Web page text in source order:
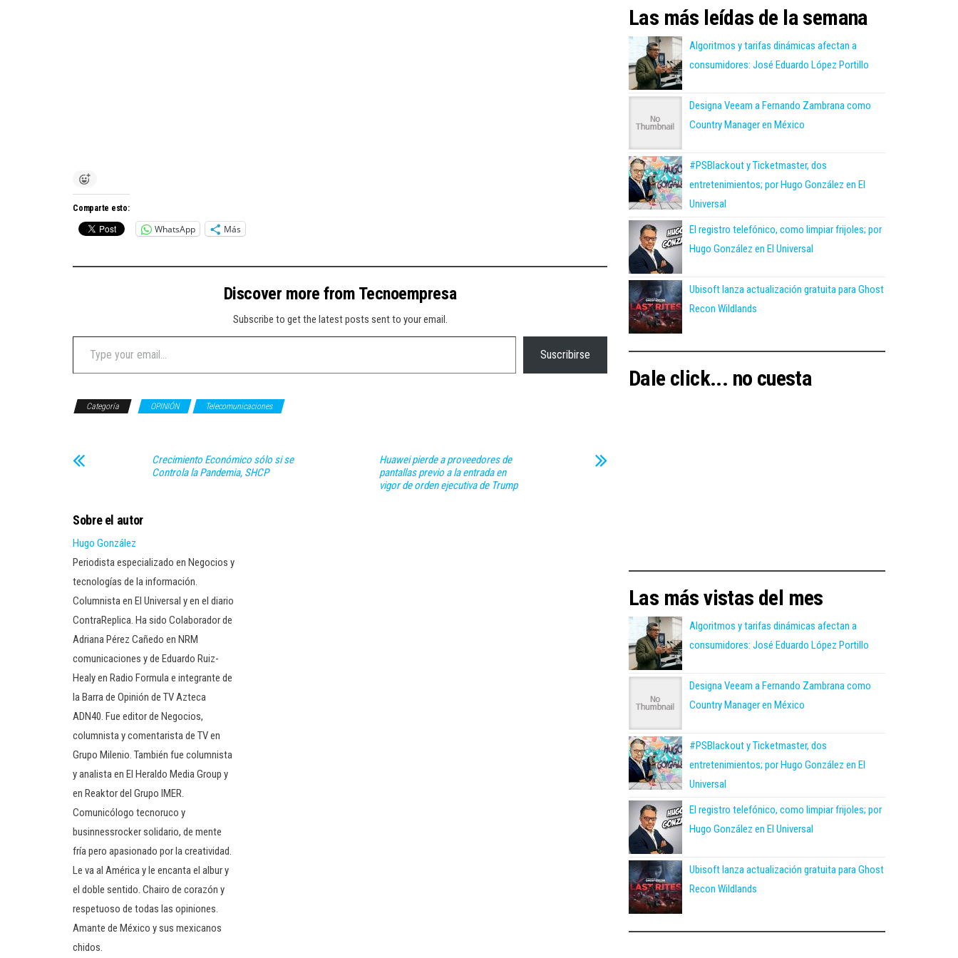
Comparte esto:
WhatsApp Más
Discover more from Tecnoempresa
Subscribe to get the latest posts sent to your email.
Type your email…
Suscribirse
Categoría OPINIÓN Telecomunicaciones
Crecimiento Económico sólo si se
Controla la Pandemia, SHCP
Huawei pierde a proveedores de
pantallas previo a la entrada en
vigor de orden ejecutiva de Trump
Sobre el autor
Hugo González
Periodista especializado en Negocios y
tecnologías de la información.
Columnista en El Universal y en el diario
ContraReplica. Ha sido Colaborador de
Adriana Pérez Cañedo en NRM
comunicaciones y de Eduardo Ruiz-
Healy en Radio Formula e integrante de
la Barra de Opinión de TV Azteca
ADN40. Fue editor de Negocios,
columnista y comentarista de TV en
Grupo Milenio. También fue columnista
y analista en El Heraldo Media Group y
en Reaktor del Grupo IMER.
Comunicólogo tecnoruco y
businnessrocker solidario, de mente
fría pero apasionado por la creatividad.
Le va al América y le encanta el albur y
el doble sentido. Chairo de corazón y
respetuoso de todas las opiniones.
Amante de México y sus mexicanos
chidos.
Las más leídas de la semana
Algoritmos y tarifas dinámicas afectan a
consumidores: José Eduardo López Portillo
Designa Veeam a Fernando Zambrana como
Country Manager en México
#PSBlackout y Ticketmaster, dos
entretenimientos; por Hugo González en El
Universal
El registro telefónico, como limpiar frijoles; por
Hugo González en El Universal
Ubisoft lanza actualización gratuita para Ghost
Recon Wildlands
Dale click... no cuesta
Las más vistas del mes
Algoritmos y tarifas dinámicas afectan a
consumidores: José Eduardo López Portillo
Designa Veeam a Fernando Zambrana como
Country Manager en México
#PSBlackout y Ticketmaster, dos
entretenimientos; por Hugo González en El
Universal
El registro telefónico, como limpiar frijoles; por
Hugo González en El Universal
Ubisoft lanza actualización gratuita para Ghost
Recon Wildlands